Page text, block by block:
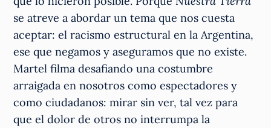
se atreve a abordar un tema que nos cuesta
aceptar: el racismo estructural en la Argentina,
ese que negamos y aseguramos que no existe.
Martel filma desafiando una costumbre
arraigada en nosotros como espectadores y
como ciudadanos: mirar sin ver, tal vez para
que el dolor de otros no interrumpa la